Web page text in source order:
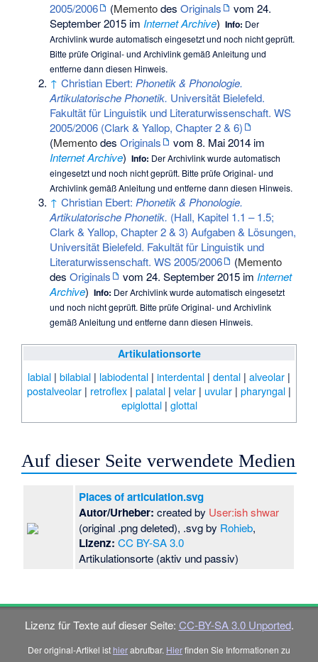
2005/2006
(MementodesOriginals
vom 24.
September 2015 imInternet Archive) Info: Der
Archivlink wurde automatisch eingesetzt und noch nicht geprüft.
Bitte prüfe Original- und Archivlink gemäßAnleitung und
entferne dann diesen Hinweis.
↑ Christian Ebert:Phonetik & Phonologie.
Artikulatorische Phonetik. Universität Bielefeld.
Fakultät für Linguistik und Literaturwissenschaft. WS
2005/2006 (Clark & Yallop, Chapter 2 & 6)
(MementodesOriginals
vom 8. Mai 2014 im
Internet Archive) Info: Der Archivlink wurde automatisch
eingesetzt und noch nicht geprüft. Bitte prüfe Original- und
Archivlink gemäßAnleitung und entferne dann diesen Hinweis.
↑ Christian Ebert:Phonetik & Phonologie.
Artikulatorische Phonetik. (Hall, Kapitel 1.1 – 1.5;
Clark & Yallop, Chapter 2 & 3) Aufgaben & Lösungen,
Universität Bielefeld. Fakultät für Linguistik und
Literaturwissenschaft. WS 2005/2006
(Memento
desOriginals vom 24. September 2015 imInternet
Archive) Info: Der Archivlink wurde automatisch eingesetzt
und noch nicht geprüft. Bitte prüfe Original- und Archivlink
gemäßAnleitung und entferne dann diesen Hinweis.
Artikulationsorte
labial | bilabial | labiodental | interdental | dental | alveolar |
postalveolar | retroflex | palatal | velar | uvular | pharyngal |
epiglottal| glottal
Auf dieser Seite verwendete Medien
Places of articulation.svg
Autor/Urheber: created by User:ish shwar
(original .png deleted), .svg by Rohieb,
Lizenz: CC BY-SA 3.0
Artikulationsorte (aktiv und passiv)
Lizenz für Texte auf dieser Seite: CC-BY-SA 3.0 Unported.
Der original-Artikel ist hierabrufbar. Hierfinden Sie Informationen zu